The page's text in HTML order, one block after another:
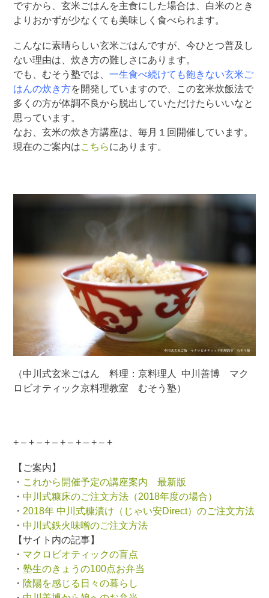
ですから、玄米ごはんを主食にした場合は、白米のとき
よりおかずが少なくても美味しく食べられます。
こんなに素晴らしい玄米ごはんですが、今ひとつ普及し
ない理由は、炊き方の難しさにあります。
でも、むそう塾では、一生食べ続けても飽きない玄米ご
はんの炊き方を開発していますので、この玄米炊飯法で
多くの方が体調不良から脱出していただけたらいいなと
思っています。
なお、玄米の炊き方講座は、毎月１回開催しています。
現在のご案内はこちらにあります。
（中川式玄米ごはん 料理：京料理人 中川善博 マク
ロビオティック京料理教室 むそう塾）
+ – + – + – + – + – + – +
【ご案内】
・ これから開催予定の講座案内 最新版
・中川式糠床のご注文方法（2018年度の場合）
・ 2018年 中川式糠漬け（じゃい安Direct）のご注文方法
・中川式鉄火味噌のご注文方法
【サイト内の記事】
・ マクロビオティックの盲点
・塾生のきょうの100点お弁当
・ 陰陽を感じる日々の暮らし